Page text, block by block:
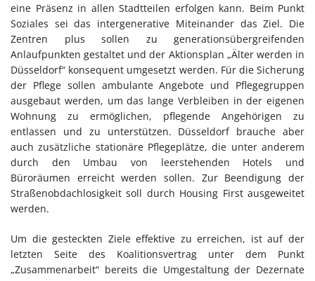
eine Präsenz in allen Stadtteilen erfolgen kann. Beim Punkt
Soziales sei das intergenerative Miteinander das Ziel. Die
Zentren plus sollen zu generationsübergreifenden
Anlaufpunkten gestaltet und der Aktionsplan „Älter werden in
Düsseldorf“ konsequent umgesetzt werden. Für die Sicherung
der Pflege sollen ambulante Angebote und Pflegegruppen
ausgebaut werden, um das lange Verbleiben in der eigenen
Wohnung zu ermöglichen, pflegende Angehörigen zu
entlassen und zu unterstützen. Düsseldorf brauche aber
auch zusätzliche stationäre Pflegeplätze, die unter anderem
durch den Umbau von leerstehenden Hotels und
Büroräumen erreicht werden sollen. Zur Beendigung der
Straßenobdachlosigkeit soll durch Housing First ausgeweitet
werden.
Um die gesteckten Ziele effektive zu erreichen, ist auf der
letzten Seite des Koalitionsvertrag unter dem Punkt
„Zusammenarbeit“ bereits die Umgestaltung der Dezernate